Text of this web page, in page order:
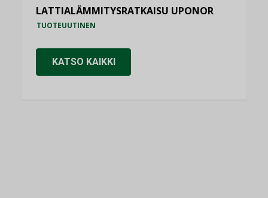
LATTIALÄMMITYSRATKAISU UPONOR
TUOTEUUTINEN
KATSO KAIKKI